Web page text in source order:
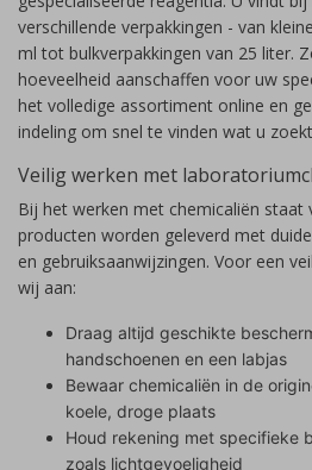
verschillende verpakkingen - van
ml tot bulkverpakkingen van 25 liter.
hoeveelheid aanschaffen voor uw
het volledige assortiment online en
indeling om snel te vinden wat u
Veilig werken met
Bij het werken met chemicaliën staat
producten worden geleverd met
en gebruiksaanwijzingen. Voor een
wij aan:
Draag altijd geschikte
handschoenen en een labjas
Bewaar chemicaliën in de
koele, droge plaats
Houd rekening met specifieke
zoals lichtgevoeligheid